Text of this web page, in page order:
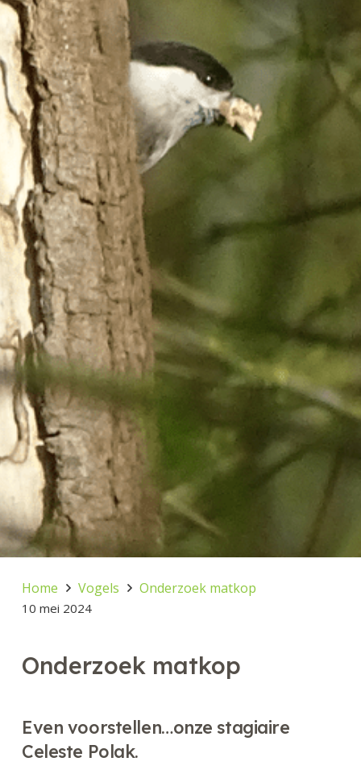
Home Vogels Onderzoek matkop
10 mei 2024
Onderzoek matkop
Even voorstellen…onze stagiaire
Celeste Polak.